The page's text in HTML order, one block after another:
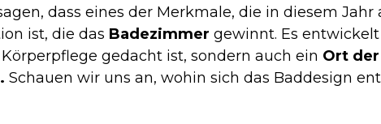
dass eines der Merkmale, die in diesem Jahr
ist, die das Badezimmer gewinnt. Es
gedacht ist, sondern auch ein Ort
Schauen wir uns an, wohin sich das Baddesign